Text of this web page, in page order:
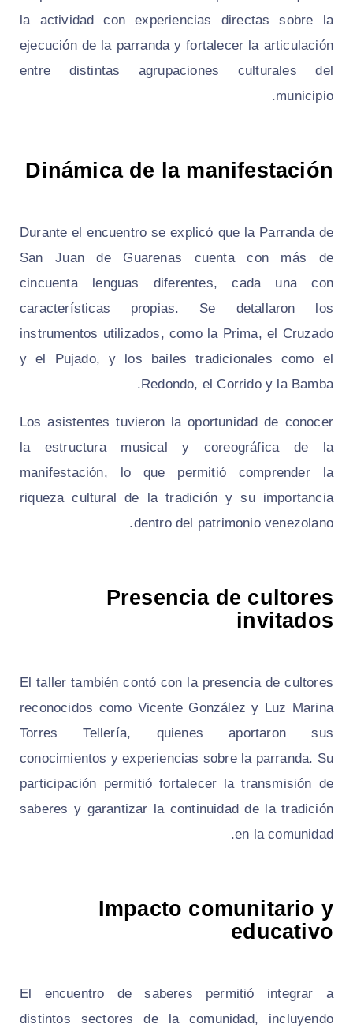
la actividad con experiencias directas sobre la
ejecución de la parranda y fortalecer la articulación
entre distintas agrupaciones culturales del
municipio.
Dinámica de la manifestación
Durante el encuentro se explicó que la Parranda de
San Juan de Guarenas cuenta con más de
cincuenta lenguas diferentes, cada una con
características propias. Se detallaron los
instrumentos utilizados, como la Prima, el Cruzado
y el Pujado, y los bailes tradicionales como el
Redondo, el Corrido y la Bamba.
Los asistentes tuvieron la oportunidad de conocer
la estructura musical y coreográfica de la
manifestación, lo que permitió comprender la
riqueza cultural de la tradición y su importancia
dentro del patrimonio venezolano.
Presencia de cultores
invitados
El taller también contó con la presencia de cultores
reconocidos como Vicente González y Luz Marina
Torres Tellería, quienes aportaron sus
conocimientos y experiencias sobre la parranda. Su
participación permitió fortalecer la transmisión de
saberes y garantizar la continuidad de la tradición
en la comunidad.
Impacto comunitario y
educativo
El encuentro de saberes permitió integrar a
distintos sectores de la comunidad, incluyendo